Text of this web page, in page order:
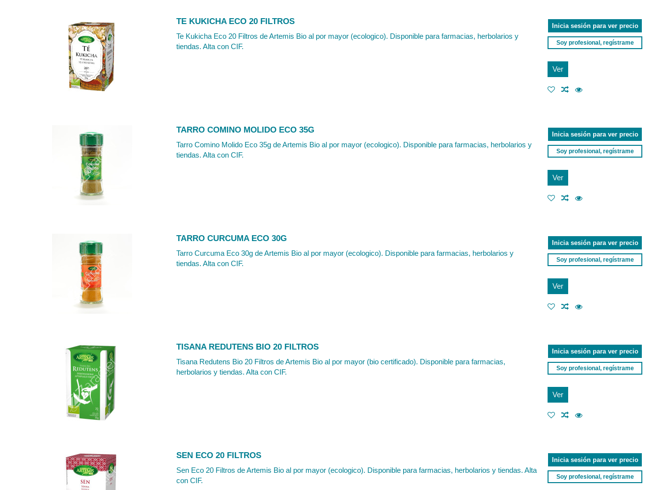
TE KUKICHA ECO 20 FILTROS
Te Kukicha Eco 20 Filtros de Artemis Bio al por mayor (ecologico). Disponible para farmacias, herbolarios y
tiendas. Alta con CIF.
Inicia sesión para ver precio
Soy profesional, regístrame
Ver
TARRO COMINO MOLIDO ECO 35G
Tarro Comino Molido Eco 35g de Artemis Bio al por mayor (ecologico). Disponible para farmacias, herbolarios y
tiendas. Alta con CIF.
Inicia sesión para ver precio
Soy profesional, regístrame
Ver
TARRO CURCUMA ECO 30G
Tarro Curcuma Eco 30g de Artemis Bio al por mayor (ecologico). Disponible para farmacias, herbolarios y
tiendas. Alta con CIF.
Inicia sesión para ver precio
Soy profesional, regístrame
Ver
TISANA REDUTENS BIO 20 FILTROS
Tisana Redutens Bio 20 Filtros de Artemis Bio al por mayor (bio certificado). Disponible para farmacias,
herbolarios y tiendas. Alta con CIF.
Inicia sesión para ver precio
Soy profesional, regístrame
Ver
SEN ECO 20 FILTROS
Sen Eco 20 Filtros de Artemis Bio al por mayor (ecologico). Disponible para farmacias, herbolarios y tiendas. Alta
con CIF.
Inicia sesión para ver precio
Soy profesional, regístrame